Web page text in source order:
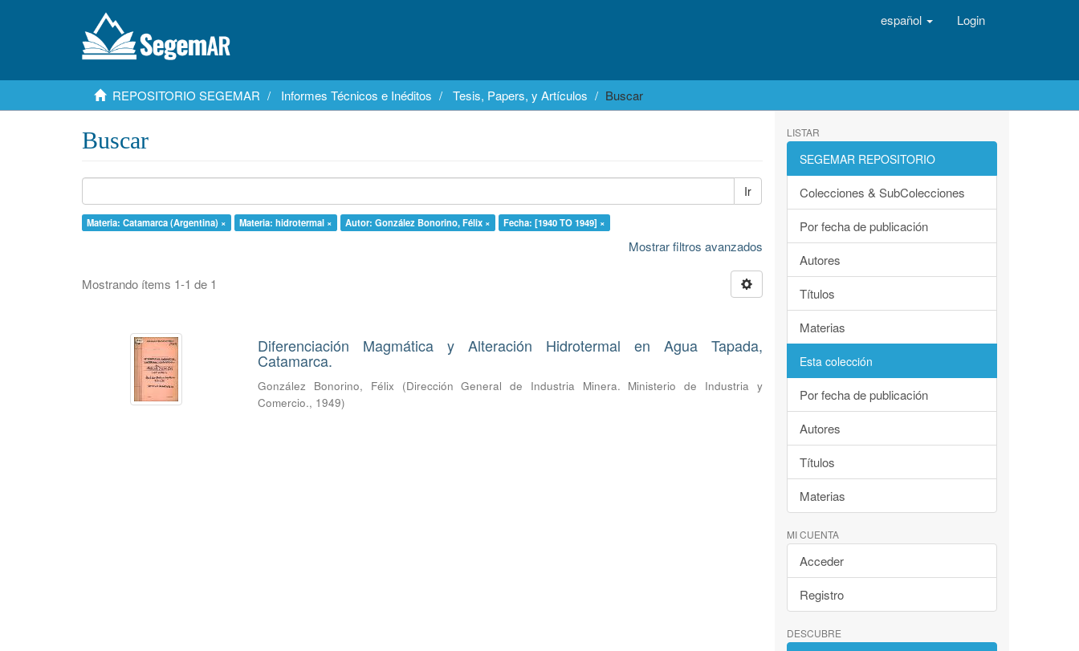
español Login
REPOSITORIO SEGEMAR Informes Técnicos e Inéditos Tesis, Papers, y Artículos Buscar
Buscar
Ir
Materia: Catamarca (Argentina) × Materia: hidrotermal × Autor: González Bonorino, Félix × Fecha: [1940 TO 1949] ×
Mostrar filtros avanzados
Mostrando ítems 1-1 de 1
Diferenciación Magmática y Alteración Hidrotermal en Agua Tapada,
Catamarca.
González Bonorino, Félix (Dirección General de Industria Minera. Ministerio de Industria y
Comercio., 1949)
LISTAR
SEGEMAR REPOSITORIO
Colecciones & SubColecciones
Por fecha de publicación
Autores
Títulos
Materias
Esta colección
Por fecha de publicación
Autores
Títulos
Materias
MI CUENTA
Acceder
Registro
DESCUBRE